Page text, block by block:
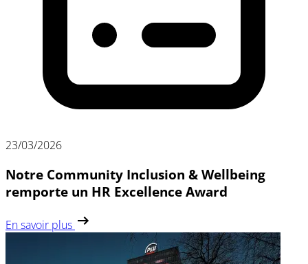
23/03/2026
Notre Community Inclusion & Wellbeing
remporte un HR Excellence Award
En savoir plus